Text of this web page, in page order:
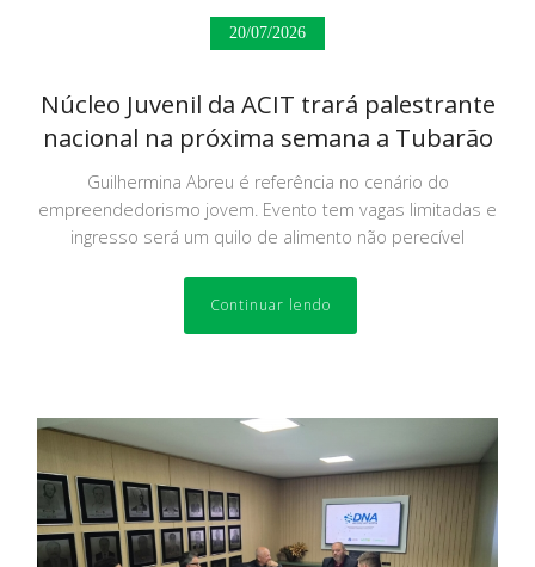
20/07/2026
Núcleo Juvenil da ACIT trará palestrante
nacional na próxima semana a Tubarão
Guilhermina Abreu é referência no cenário do
empreendedorismo jovem. Evento tem vagas limitadas e
ingresso será um quilo de alimento não perecível
Continuar lendo